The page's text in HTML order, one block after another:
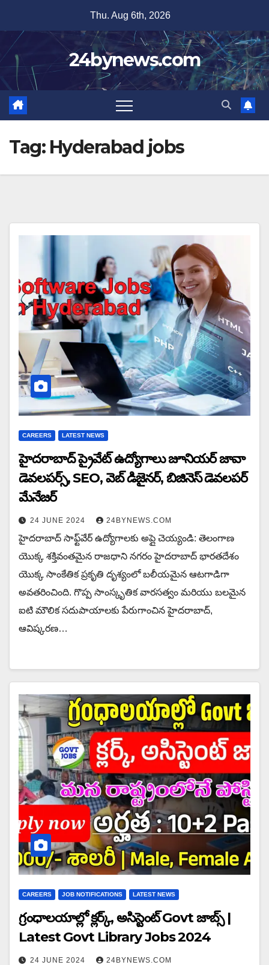
content
Thu. Aug 6th, 2026
24bynews.com
Tag: Hyderabad jobs
CAREERS LATEST NEWS
హైదరాబాద్ ప్రైవేట్ ఉద్యోగాలు జూనియర్ జావా
డెవలపర్స్, SEO, వెబ్ డిజైనర్, బిజినెస్ డెవలపర్
మేనేజర్
24 JUNE 2024 24BYNEWS.COM
హైదరాబాద్ సాఫ్ట్‌వేర్ ఉద్యోగాలకు అప్లై చెయ్యండి: తెలంగాణ
యొక్క శక్తివంతమైన రాజధాని నగరం హైదరాబాద్ భారతదేశం
యొక్క సాంకేతిక ప్రకృతి దృశ్యంలో బలీయమైన ఆటగాడిగా
అవతరించింది. గొప్ప సాంస్కృతిక వారసత్వం మరియు బలమైన
ఐటి మౌలిక సదుపాయాలకు పేరుగాంచిన హైదరాబాద్,
ఆవిష్కరణ…
CAREERS JOB NOTIFICATIONS LATEST NEWS
గ్రంధాలయాల్లో క్లర్క్, అసిస్టెంట్ Govt జాబ్స్ |
Latest Govt Library Jobs 2024
24 JUNE 2024 24BYNEWS.COM